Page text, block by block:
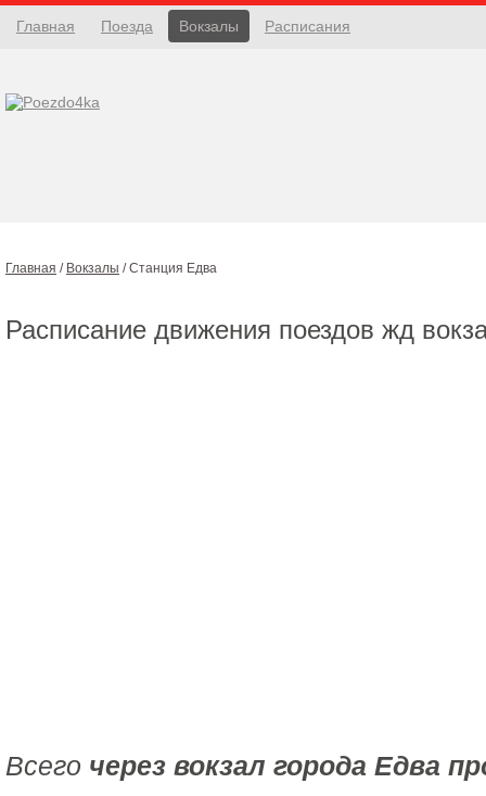
Главная Поезда Вокзалы Расписания
Главная / Вокзалы /Станция Едва
Расписание движения поездов жд
Всего через вокзал города Едва